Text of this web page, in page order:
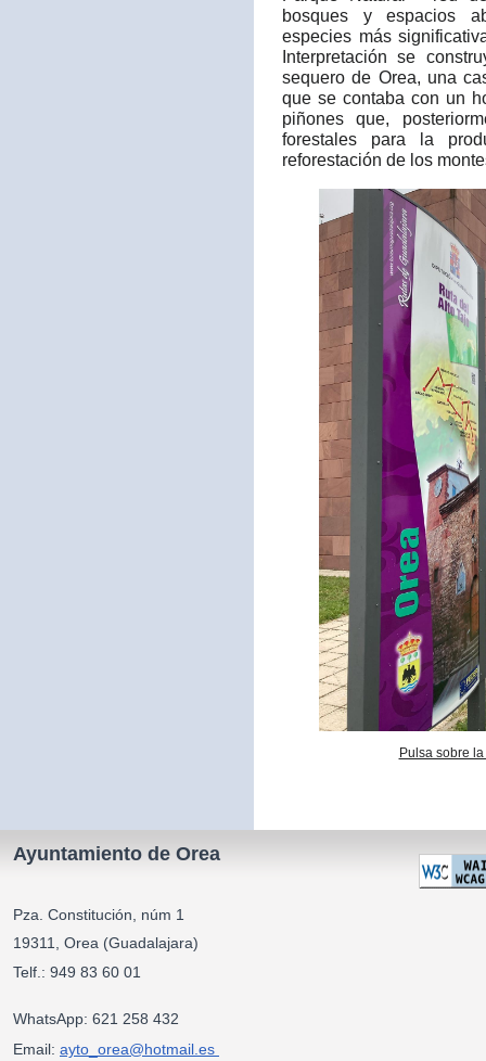
bosques y espacios
especies más
Interpretación se
sequero de Orea, una
que se contaba con un
piñones que,
forestales para la
reforestación de los
Pulsa sobre
Ayuntamiento de Orea
Pza. Constitución, núm 1
19311, Orea (Guadalajara)
Telf.: 949 83 60 01
WhatsApp: 621 258 432
Email: ayto_orea@hotmail.es